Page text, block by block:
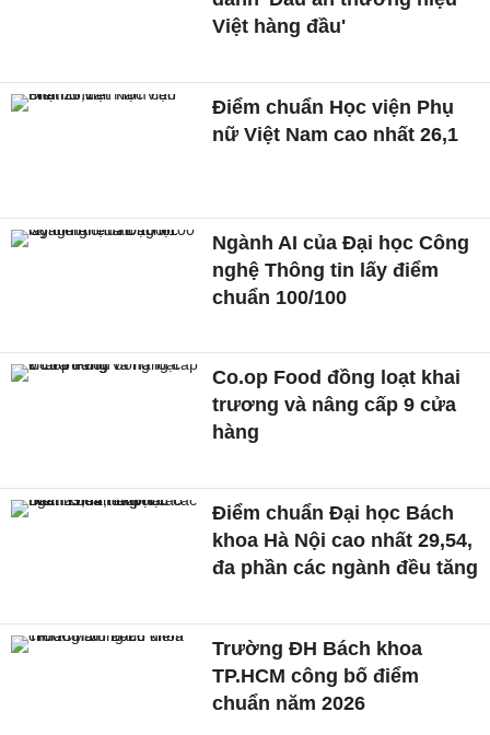
Việt hàng đầu'
Điểm chuẩn Học viện Phụ
nữ Việt Nam cao nhất 26,1
Ngành AI của Đại học Công
nghệ Thông tin lấy điểm
chuẩn 100/100
Co.op Food đồng loạt khai
trương và nâng cấp 9 cửa
hàng
Điểm chuẩn Đại học Bách
khoa Hà Nội cao nhất 29,54,
đa phần các ngành đều tăng
Trường ĐH Bách khoa
TP.HCM công bố điểm
chuẩn năm 2026